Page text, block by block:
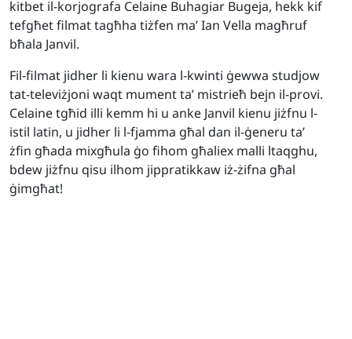
kitbet il-korjografa Celaine Buhagiar Bugeja, hekk kif
tefgħet filmat tagħha tiżfen ma’ Ian Vella magħruf
bħala Janvil.
Fil-filmat jidher li kienu wara l-kwinti ġewwa studjow
tat-televiżjoni waqt mument ta’ mistrieħ bejn il-provi.
Celaine tgħid illi kemm hi u anke Janvil kienu jiżfnu l-
istil latin, u jidher li l-fjamma għal dan il-ġeneru ta’
żfin għada mixgħula ġo fihom għaliex malli ltaqghu,
bdew jiżfnu qisu ilhom jippratikkaw iż-żifna għal
ġimgħat!